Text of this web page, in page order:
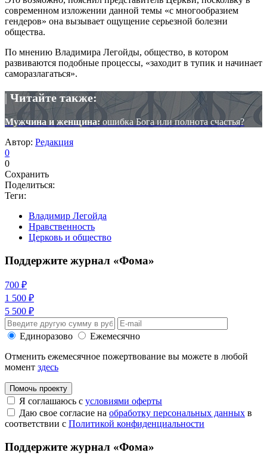
современном изложении данной темы «с многообразием
гендеров» она вызывает ощущение серьезной болезни
общества.
По мнению Владимира Легойды, общество, в котором
развиваются подобные процессы, «заходит в тупик и начинает
саморазлагаться».
| Читайте также:
Мужчина и женщина:ошибка Бога или полнота счастья?
Автор: Редакция
0
0
Сохранить
Поделиться:
Теги:
Владимир Легойда
Нравственность
Церковь и общество
Поддержите журнал «Фома»
700 ₽
1 500 ₽
5 500 ₽
Единоразово
Ежемесячно
Отменить ежемесячное пожертвование вы можете в любой
момент здесь
Помочь проекту
Я соглашаюсь с условиями оферты
Даю свое согласие на обработку персональных данных в
соответствии с Политикой конфиденциальности
Поддержите журнал «Фома»